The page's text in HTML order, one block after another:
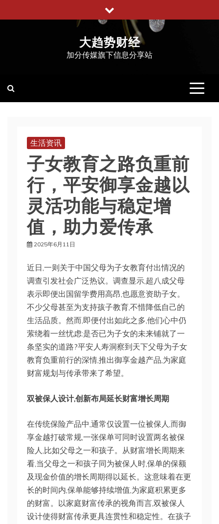
至
大趋势财经
加分传媒旗下信息分享站
生活资讯
子女教育之路负重前
行，平安御享金越以
灵活功能与稳定增
值，助力爱传承
2025年6月11日
近日,一则关于中国父母为子女教育付出情况的
调查引发社会广泛热议。调查显示,超八成父母
表示即便出国留学费用高昂,也愿意资助子女。
不少父母甚至为支持孩子教育,不惜降低自己的
生活品质。然而,即便付出如此之多,他们心中仍
萦绕着一丝忧虑:是否已为子女的未来铺就了一
条坚实的道路?平安人寿洞察到天下父母为子女
教育负重前行的深情,推出御享金越产品,为家庭
财富规划与传承带来了希望。
双被保人设计,创新布局延长财富增长周期
在传统保险产品中,通常仅设置一位被保人,而御
享金越打破常规,一张保单可同时设置两名被保
险人,比如父母之一和孩子。从财富增长周期来
看,当父母之一和孩子同为被保人时,保单的保额
及现金价值的增长周期得以延长。这意味着在更
长的时间内,保单能够持续增值,为家庭积累更多
的财富。以家庭财富传承的视角而言,双被保人
设计使得财富传承更具连贯性和稳定性。在孩子